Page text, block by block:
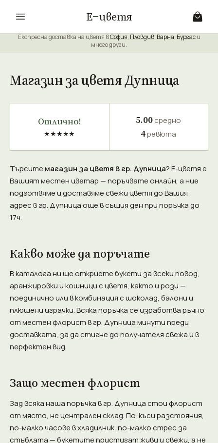
Е цветя
Експресна доставка на цветя вСофия, Пловдив, Варна, Бургаси
много други.
Магазин за цветя Дупница
Отлично!
★★★★★
5.00средно
4ревюта
Търсите магазин за цветя в гр. Дупница? Е-цветя е
Вашият местен цветар — поръчвате онлайн, а ние
подготвяме и доставяме свежи цветя до Вашия
адрес в гр. Дупница още в същия ден при поръчка до
17ч.
Какво може да поръчате
В каталога ни ще откриете букети за всеки повод,
аранжировки и кошници с цветя, както и рози —
поединично или в комбинация с шоколад, балони и
плюшени играчки. Всяка поръчка се изработва ръчно
от местен флорист в гр. Дупница минути преди
доставката, за да стигне до получателя свежа и в
перфектен вид.
Защо местен флорист
Зад всяка наша поръчка в гр. Дупница стои флорист
от място, не централен склад. По-къси разстояния,
по-малко часове в хладилник, по-малко стрес за
стъблата — букетите пристигат живи и свежи, а не